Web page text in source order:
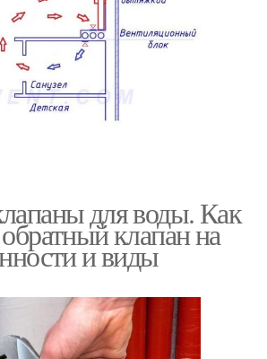
для воды. Как
клапан на
и виды